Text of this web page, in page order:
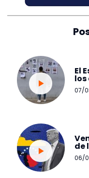
El
07/
de
06/